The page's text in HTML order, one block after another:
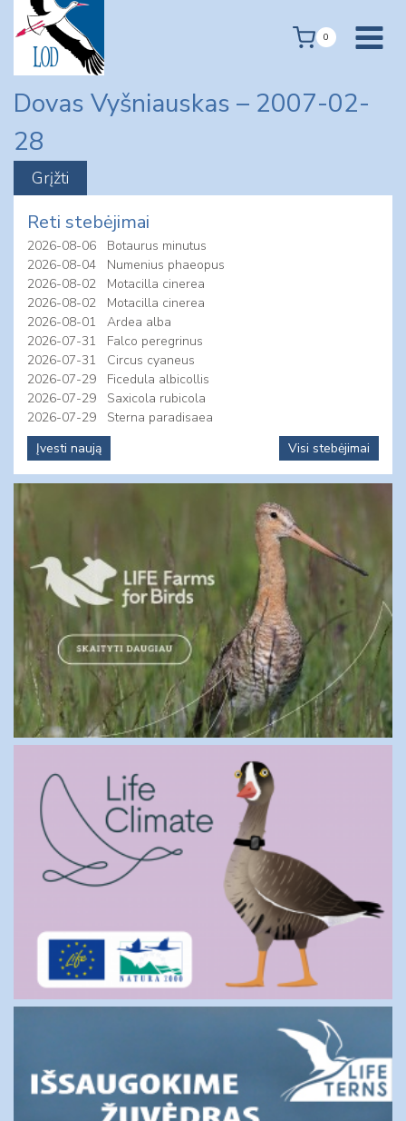
content
0
Dovas Vyšniauskas – 2007-02-
28
Reti stebėjimai
2026-08-06
Botaurus minutus
2026-08-04
Numenius phaeopus
2026-08-02
Motacilla cinerea
2026-08-02
Motacilla cinerea
2026-08-01
Ardea alba
2026-07-31
Falco peregrinus
2026-07-31
Circus cyaneus
2026-07-29
Ficedula albicollis
2026-07-29
Saxicola rubicola
2026-07-29
Sterna paradisaea
Įvesti naują
Visi stebėjimai